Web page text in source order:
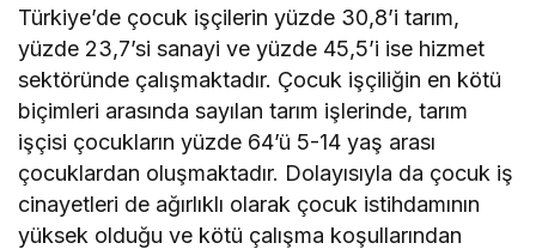
Türkiye’de çocuk işçilerin yüzde 30,8’i tarım,
yüzde 23,7’si sanayi ve yüzde 45,5’i ise hizmet
sektöründe çalışmaktadır. Çocuk işçiliğin en kötü
biçimleri arasında sayılan tarım işlerinde, tarım
işçisi çocukların yüzde 64’ü 5-14 yaş arası
çocuklardan oluşmaktadır. Dolayısıyla da çocuk iş
cinayetleri de ağırlıklı olarak çocuk istihdamının
yüksek olduğu ve kötü çalışma koşullarından